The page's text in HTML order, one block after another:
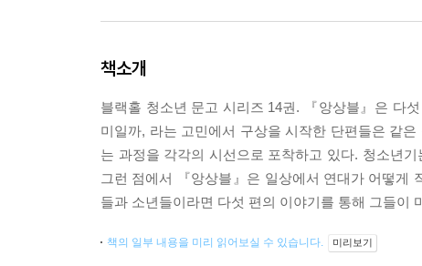
책소개
블랙홀 청소년 문고 시리즈 14권. 『앙상블』은 다
미일까, 라는 고민에서 구상을 시작한 단편들은 같
는 과정을 각각의 시선으로 포착하고 있다. 청소년
그런 점에서 『앙상블』은 일상에서 연대가 어떻게
들과 소년들이라면 다섯 편의 이야기를 통해 그들이
책의 일부 내용을 미리 읽어보실 수 있습니다. 미리보기